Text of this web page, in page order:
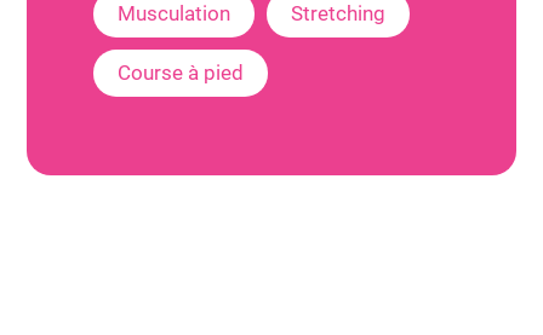
Musculation Stretching
Course à pied